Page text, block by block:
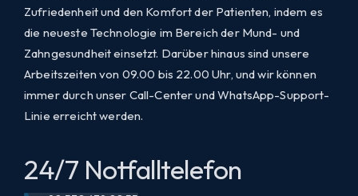
Zufriedenheit und den Komfort der Patienten, indem es
die neueste Technologie im Bereich der Mund- und
Zahngesundheit einsetzt. Darüber hinaus sind unsere
Arbeitszeiten von 09.00 bis 22.00 Uhr, und wir können
immer durch unser Call-Center und WhatsApp-Support-
Linie erreicht werden.
24/7 Notfalltelefon